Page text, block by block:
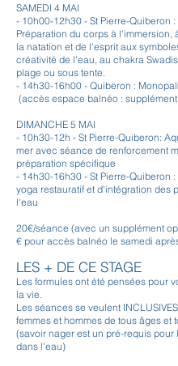
SAMEDI 4 MAI
- 10h00-12h30 - St Pierre-Quiberon :
Préparation du corps à l'immersion,
la natation et de l'esprit aux
créativité de l'eau, au chakra
plage ou sous tente.
- 14h30-16h00 - Quiberon :
(accès espace balnéo :
DIMANCHE 5 MAI
- 10h30-12h - St Pierre-Quiberon:
mer avec séance de renforcement
préparation spécifique
- 14h30-16h30 - St Pierre-Quiberon :
yoga restauratif et d'intégration des
l'eau
20€/séance (avec un supplément
€ pour accès balnéo le samedi
LES + DE CE STAGE
Les formules ont été pensées pour
la vie.
Les séances se veulent
femmes et hommes de tous âges et
(savoir nager est un pré-requis pour
dans l'eau)